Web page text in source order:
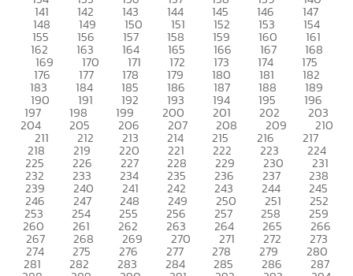
141 142 143 144 145 146 147
148 149 150 151 152 153 154
155 156 157 158 159 160 161
162 163 164 165 166 167 168
169 170 171 172 173 174 175
176 177 178 179 180 181 182
183 184 185 186 187 188 189
190 191 192 193 194 195 196
197 198 199 200 201 202 203
204 205 206 207 208 209 210
211 212 213 214 215 216 217
218 219 220 221 222 223 224
225 226 227 228 229 230 231
232 233 234 235 236 237 238
239 240 241 242 243 244 245
246 247 248 249 250 251 252
253 254 255 256 257 258 259
260 261 262 263 264 265 266
267 268 269 270 271 272 273
274 275 276 277 278 279 280
281 282 283 284 285 286 287